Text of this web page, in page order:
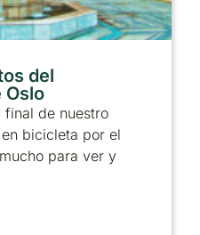
del
Oslo
final de nuestro
bicicleta por el
para ver y